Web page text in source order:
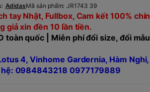
AdidasMã sản phẩm: JR1743 39
tay Nhật, Fullbox, Cam kết 100%
giả xin đền 10 lần tiền.
toàn quốc | Miễn phí đổi size, đổi
4, Vinhome Gardernia, Hàm Nghi,
hệ: 0984843218 0977179889